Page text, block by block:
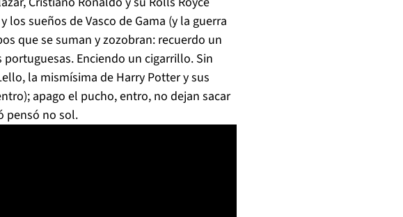
sueños de Vasco de Gama (y la guerra
que se suman y zozobran: recuerdo un
Enciendo un cigarrillo. Sin
la mismísima de Harry Potter y sus
apago el pucho, entro, no dejan sacar
pensó no sol.